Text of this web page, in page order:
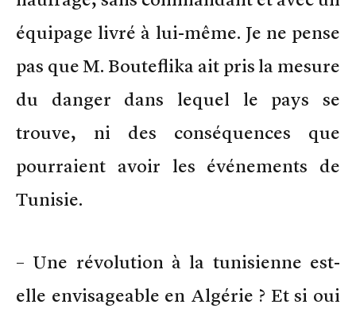
équipage livré à lui-même. Je ne pense
pas que M. Bouteflika ait pris la mesure
du danger dans lequel le pays se
trouve, ni des conséquences que
pourraient avoir les événements de
Tunisie.
– Une révolution à la tunisienne est-
elle envisageable en Algérie ? Et si oui